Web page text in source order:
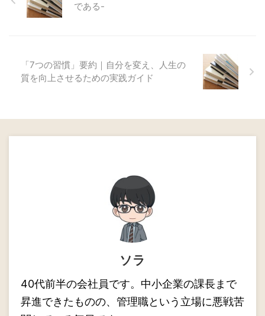
である-
「7つの習慣」要約｜自分を変え、人生の
質を向上させるための実践ガイド
ソラ
40代前半の会社員です。中小企業の課長まで
昇進できたものの、管理職という立場に悪戦苦